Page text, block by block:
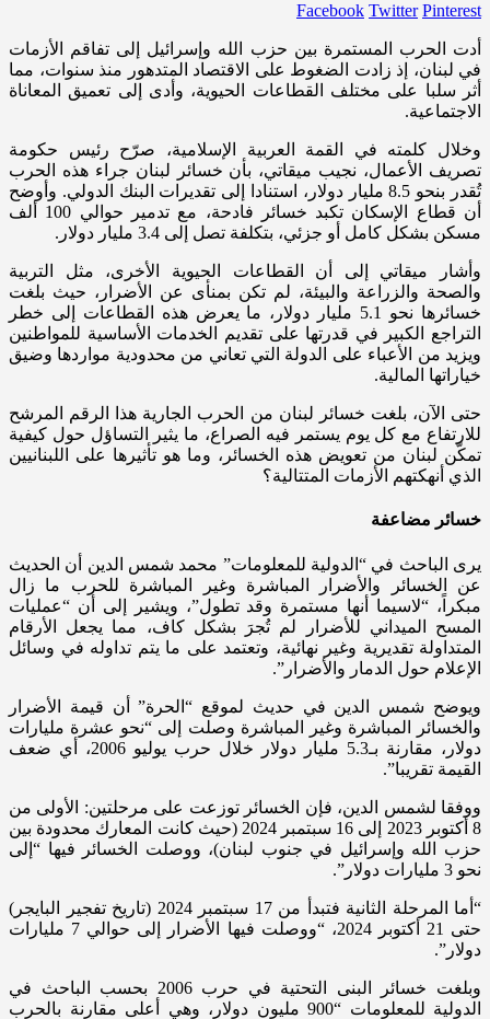
Facebook Twitter Pinterest
أدت الحرب المستمرة بين حزب الله وإسرائيل إلى تفاقم الأزمات
في لبنان، إذ زادت الضغوط على الاقتصاد المتدهور منذ سنوات، مما
أثر سلبا على مختلف القطاعات الحيوية، وأدى إلى تعميق المعاناة
الاجتماعية.
وخلال كلمته في القمة العربية الإسلامية، صرّح رئيس حكومة
تصريف الأعمال، نجيب ميقاتي، بأن خسائر لبنان جراء هذه الحرب
تُقدر بنحو 8.5 مليار دولار، استنادا إلى تقديرات البنك الدولي. وأوضح
أن قطاع الإسكان تكبد خسائر فادحة، مع تدمير حوالي 100 ألف
مسكن بشكل كامل أو جزئي، بتكلفة تصل إلى 3.4 مليار دولار.
وأشار ميقاتي إلى أن القطاعات الحيوية الأخرى، مثل التربية
والصحة والزراعة والبيئة، لم تكن بمنأى عن الأضرار، حيث بلغت
خسائرها نحو 5.1 مليار دولار، ما يعرض هذه القطاعات إلى خطر
التراجع الكبير في قدرتها على تقديم الخدمات الأساسية للمواطنين
ويزيد من الأعباء على الدولة التي تعاني من محدودية مواردها وضيق
خياراتها المالية.
حتى الآن، بلغت خسائر لبنان من الحرب الجارية هذا الرقم المرشح
للارتفاع مع كل يوم يستمر فيه الصراع، ما يثير التساؤل حول كيفية
تمكّن لبنان من تعويض هذه الخسائر، وما هو تأثيرها على اللبنانيين
الذي أنهكتهم الأزمات المتتالية؟
خسائر مضاعفة
يرى الباحث في “الدولية للمعلومات” محمد شمس الدين أن الحديث
عن الخسائر والأضرار المباشرة وغير المباشرة للحرب ما زال
مبكراً، “لاسيما أنها مستمرة وقد تطول”، ويشير إلى أن “عمليات
المسح الميداني للأضرار لم تُجرَ بشكل كاف، مما يجعل الأرقام
المتداولة تقديرية وغير نهائية، وتعتمد على ما يتم تداوله في وسائل
الإعلام حول الدمار والأضرار”.
ويوضح شمس الدين في حديث لموقع “الحرة” أن قيمة الأضرار
والخسائر المباشرة وغير المباشرة وصلت إلى “نحو عشرة مليارات
دولار، مقارنة بـ5.3 مليار دولار خلال حرب يوليو 2006، أي ضعف
القيمة تقريبا”.
ووفقا لشمس الدين، فإن الخسائر توزعت على مرحلتين: الأولى من
8 أكتوبر 2023 إلى 16 سبتمبر 2024 (حيث كانت المعارك محدودة بين
حزب الله وإسرائيل في جنوب لبنان)، ووصلت الخسائر فيها “إلى
نحو 3 مليارات دولار”.
“أما المرحلة الثانية فتبدأ من 17 سبتمبر 2024 (تاريخ تفجير البايجر)
حتى 21 أكتوبر 2024، “ووصلت فيها الأضرار إلى حوالي 7 مليارات
دولار”.
وبلغت خسائر البنى التحتية في حرب 2006 بحسب الباحث في
الدولية للمعلومات “900 مليون دولار، وهي أعلى مقارنة بالحرب